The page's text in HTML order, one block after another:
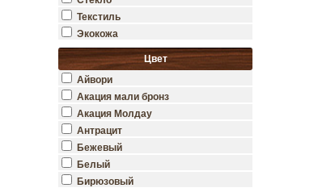
Текстиль
Экокожа
Цвет
Айвори
Акация мали бронз
Акация Молдау
Антрацит
Бежевый
Белый
Бирюзовый